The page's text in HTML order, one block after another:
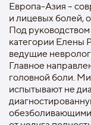
Европа-Азия –
и лицевых болей,
Под
категории Елены
ведущие
Главное
головной боли.
испытывают не
обезболивающими